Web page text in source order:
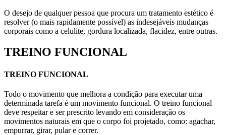
O desejo de qualquer pessoa que procura um tratamento estético é
resolver (o mais rapidamente possível) as indesejáveis mudanças
corporais como a celulite, gordura localizada, flacidez, entre outras.
TREINO FUNCIONAL
TREINO FUNCIONAL
Todo o movimento que melhora a condição para executar uma
determinada tarefa é um movimento funcional. O treino funcional
deve respeitar e ser prescrito levando em consideração os
movimentos naturais em que o corpo foi projetado, como: agachar,
empurrar, girar, pular e correr.